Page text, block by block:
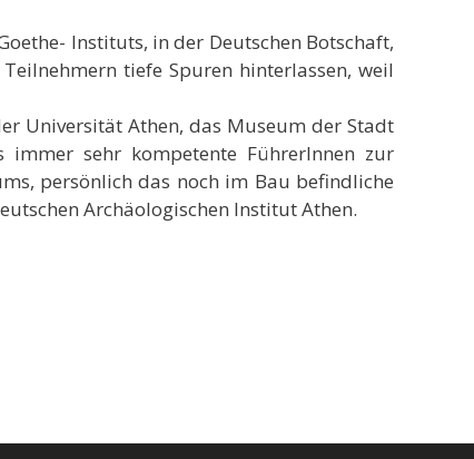
Instituts, in der Deutschen Botschaft,
tiefe Spuren hinterlassen, weil
Universität Athen, das Museum der Stadt
immer sehr kompetente FührerInnen zur
persönlich das noch im Bau befindliche
Archäologischen Institut Athen.